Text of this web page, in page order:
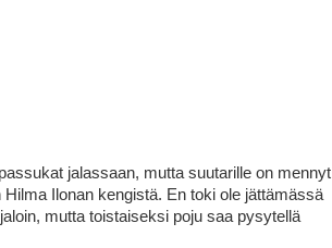
jalassaan, mutta suutarille on mennyt
Ilonan kengistä. En toki ole jättämässä
mutta toistaiseksi poju saa pysytellä